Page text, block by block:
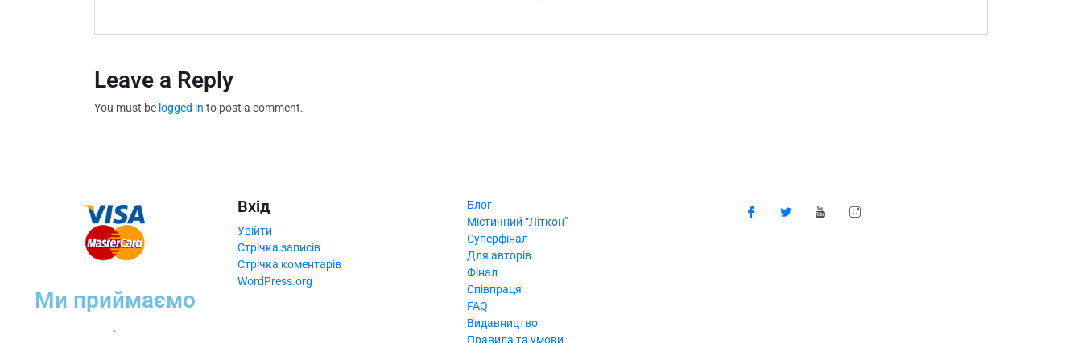
Leave a Reply
You must be logged in to post a comment.
Ми приймаємо
.
Вхід
Увійти
Стрічка записів
Стрічка коментарів
WordPress.org
Блог
Містичний “Літкон”
Суперфінал
Для авторів
Фінал
Співпраця
FAQ
Видавництво
Правила та умови